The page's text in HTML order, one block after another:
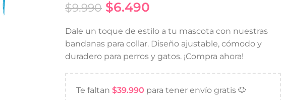
$9.990 $6.490
Dale un toque de estilo a tu mascota con nuestras
bandanas para collar. Diseño ajustable, cómodo y
duradero para perros y gatos. ¡Compra ahora!
Te faltan $39.990 para tener envío gratis 🐶